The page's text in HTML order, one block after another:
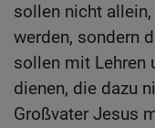
sollen nicht
werden, sondern
sollen mit Lehren
dienen, die dazu
Großvater Jesus